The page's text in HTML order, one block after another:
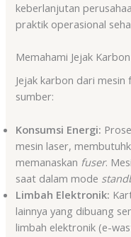
keberlanjutan
praktik operasional
Memahami Jejak
Jejak karbon dari
sumber:
Konsumsi Energi:
mesin laser,
memanaskan fuser.
saat dalam mode
Limbah Elektronik:
lainnya yang dibuang
limbah elektronik (e-